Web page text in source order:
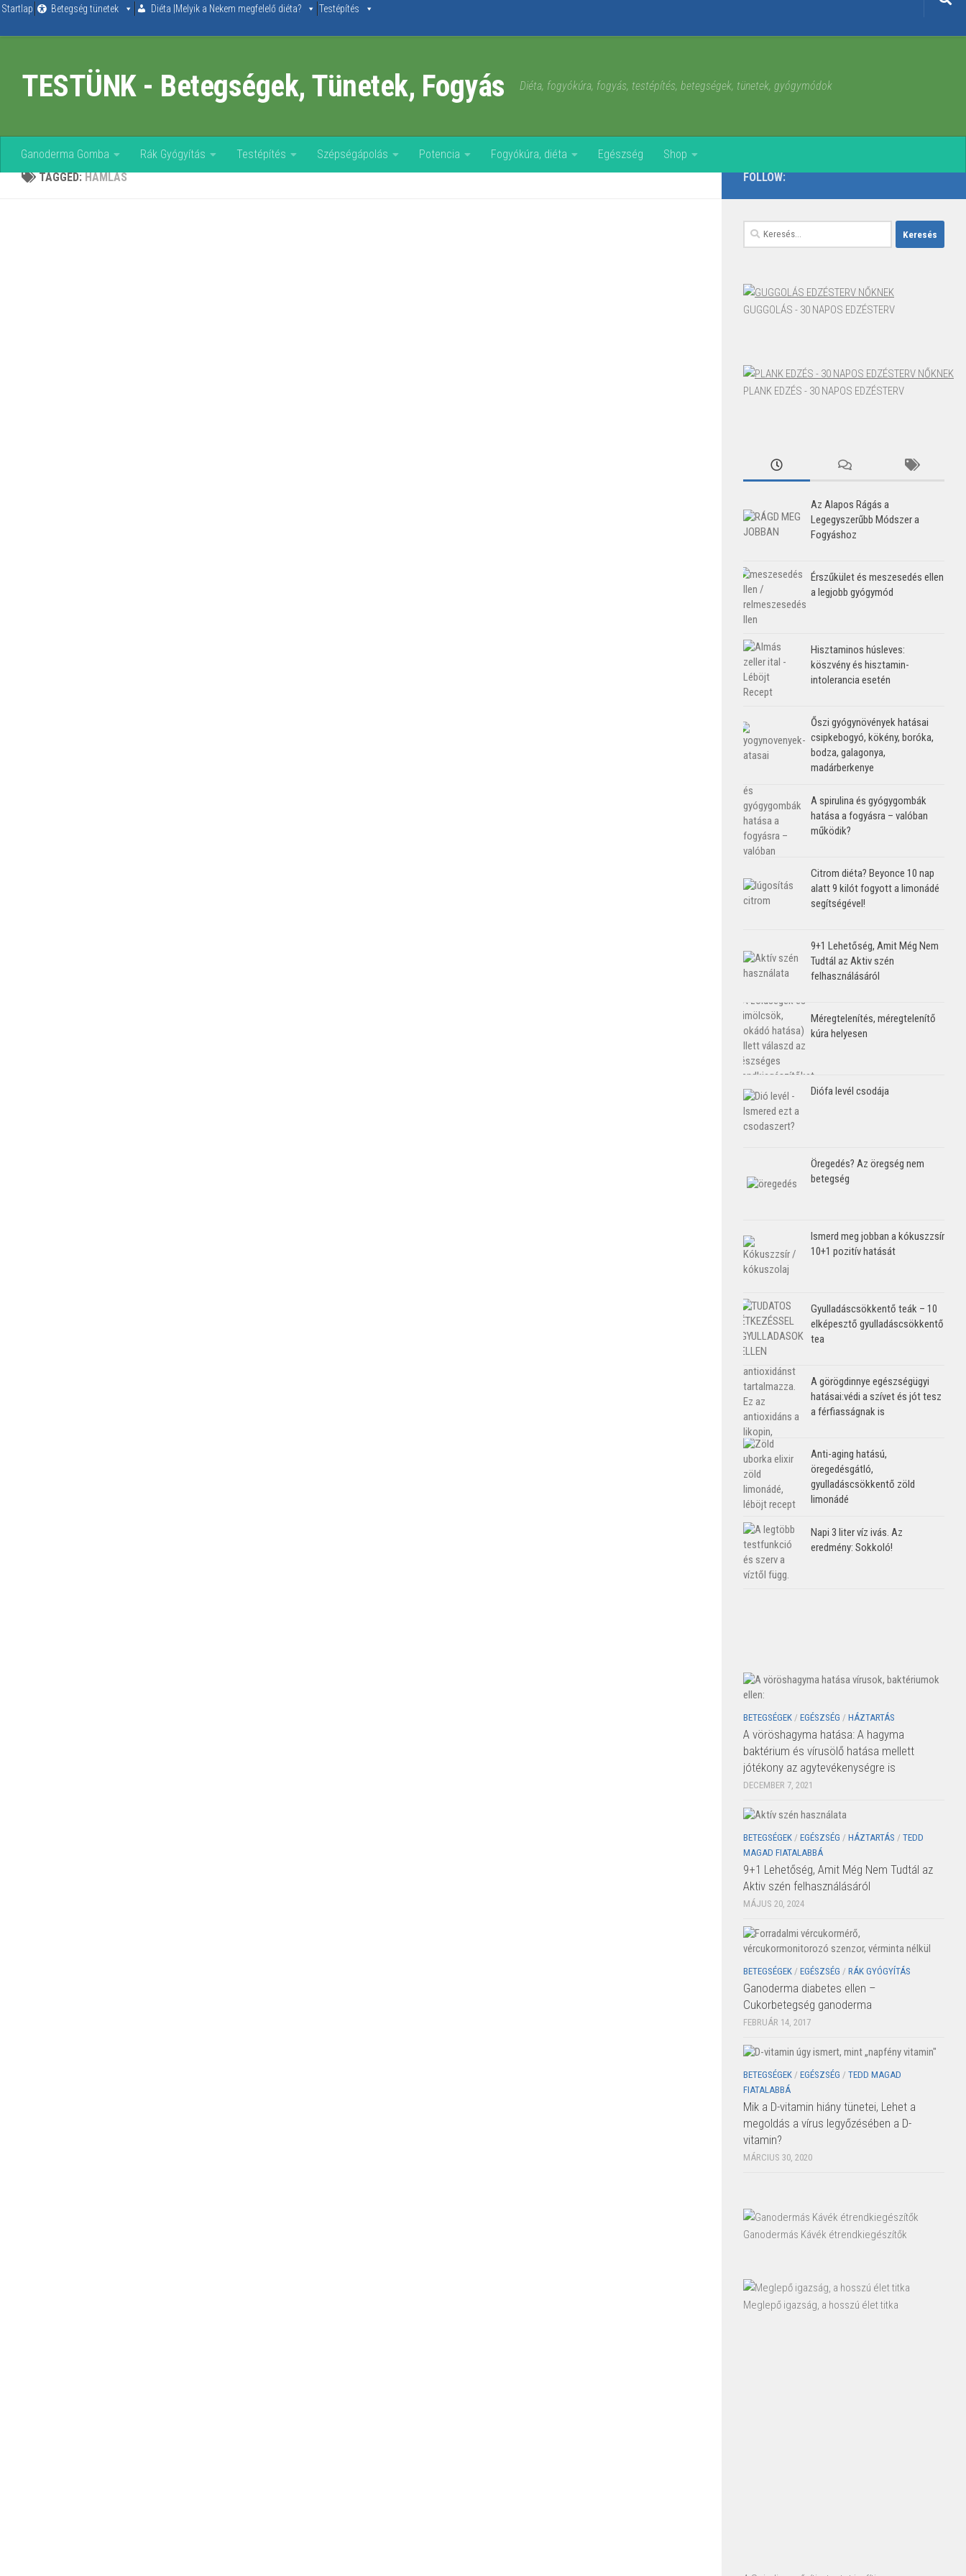
Skip to content
Startlap Betegség tünetek Diéta |Melyik a Nekem megfelelő diéta? Testépítés
TESTÜNK - Betegségek, Tünetek, Fogyás Diéta, fogyókúra, fogyás, testépítés, betegségek, tünetek, gyógymódok
Ganoderma Gomba Rák Gyógyítás Testépítés Szépségápolás Potencia Fogyókúra, diéta Egészség
Shop
TAGGED:HÁMLÁS FOLLOW:
Keresés:
GUGGOLÁS - 30 NAPOS EDZÉSTERV
PLANK EDZÉS - 30 NAPOS EDZÉSTERV
Az Alapos Rágás a
Legegyszerűbb Módszer a
Fogyáshoz
Érszűkület és meszesedés ellen
a legjobb gyógymód
Hisztaminos húsleves:
köszvény és hisztamin-
intolerancia esetén
Őszi gyógynövények hatásai
csipkebogyó, kökény, boróka,
bodza, galagonya,
madárberkenye
A spirulina és gyógygombák
hatása a fogyásra – valóban
működik?
Citrom diéta? Beyonce 10 nap
alatt 9 kilót fogyott a limonádé
segítségével!
9+1 Lehetőség, Amit Még Nem
Tudtál az Aktiv szén
felhasználásáról
Méregtelenítés, méregtelenítő
kúra helyesen
Diófa levél csodája
Öregedés? Az öregség nem
betegség
Ismerd meg jobban a kókuszzsír
10+1 pozitív hatását
Gyulladáscsökkentő teák – 10
elképesztő gyulladáscsökkentő
tea
A görögdinnye egészségügyi
hatásai:védi a szívet és jót tesz
a férfiasságnak is
Anti-aging hatású,
öregedésgátló,
gyulladáscsökkentő zöld
limonádé
Napi 3 liter víz ivás. Az
eredmény: Sokkoló!
BETEGSÉGEK / EGÉSZSÉG / HÁZTARTÁS
A vöröshagyma hatása: A hagyma
baktérium és vírusölő hatása mellett
jótékony az agytevékenységre is
DECEMBER 7, 2021
BETEGSÉGEK / EGÉSZSÉG / HÁZTARTÁS / TEDD
MAGAD FIATALABBÁ
9+1 Lehetőség, Amit Még Nem Tudtál az
Aktiv szén felhasználásáról
MÁJUS 20, 2024
BETEGSÉGEK / EGÉSZSÉG / RÁK GYÓGYÍTÁS
Ganoderma diabetes ellen –
Cukorbetegség ganoderma
FEBRUÁR 14, 2017
BETEGSÉGEK / EGÉSZSÉG / TEDD MAGAD
FIATALABBÁ
Mik a D-vitamin hiány tünetei, Lehet a
megoldás a vírus legyőzésében a D-
vitamin?
MÁRCIUS 30, 2020
Ganodermás Kávék étrendkiegészítők
Meglepő igazság, a hosszú élet titka